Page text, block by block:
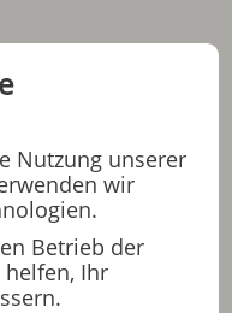
Mensch und offen
besser selbst
Stiftung. Wie gefällt es
Nutzung unserer
wir
Betrieb der
helfen, Ihr